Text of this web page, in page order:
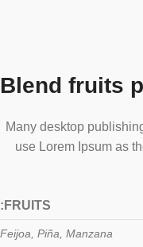
Blend fruits
Many desktop
use Lorem Ipsum as
FRUITS:
Feijoa, Piña, Manzana